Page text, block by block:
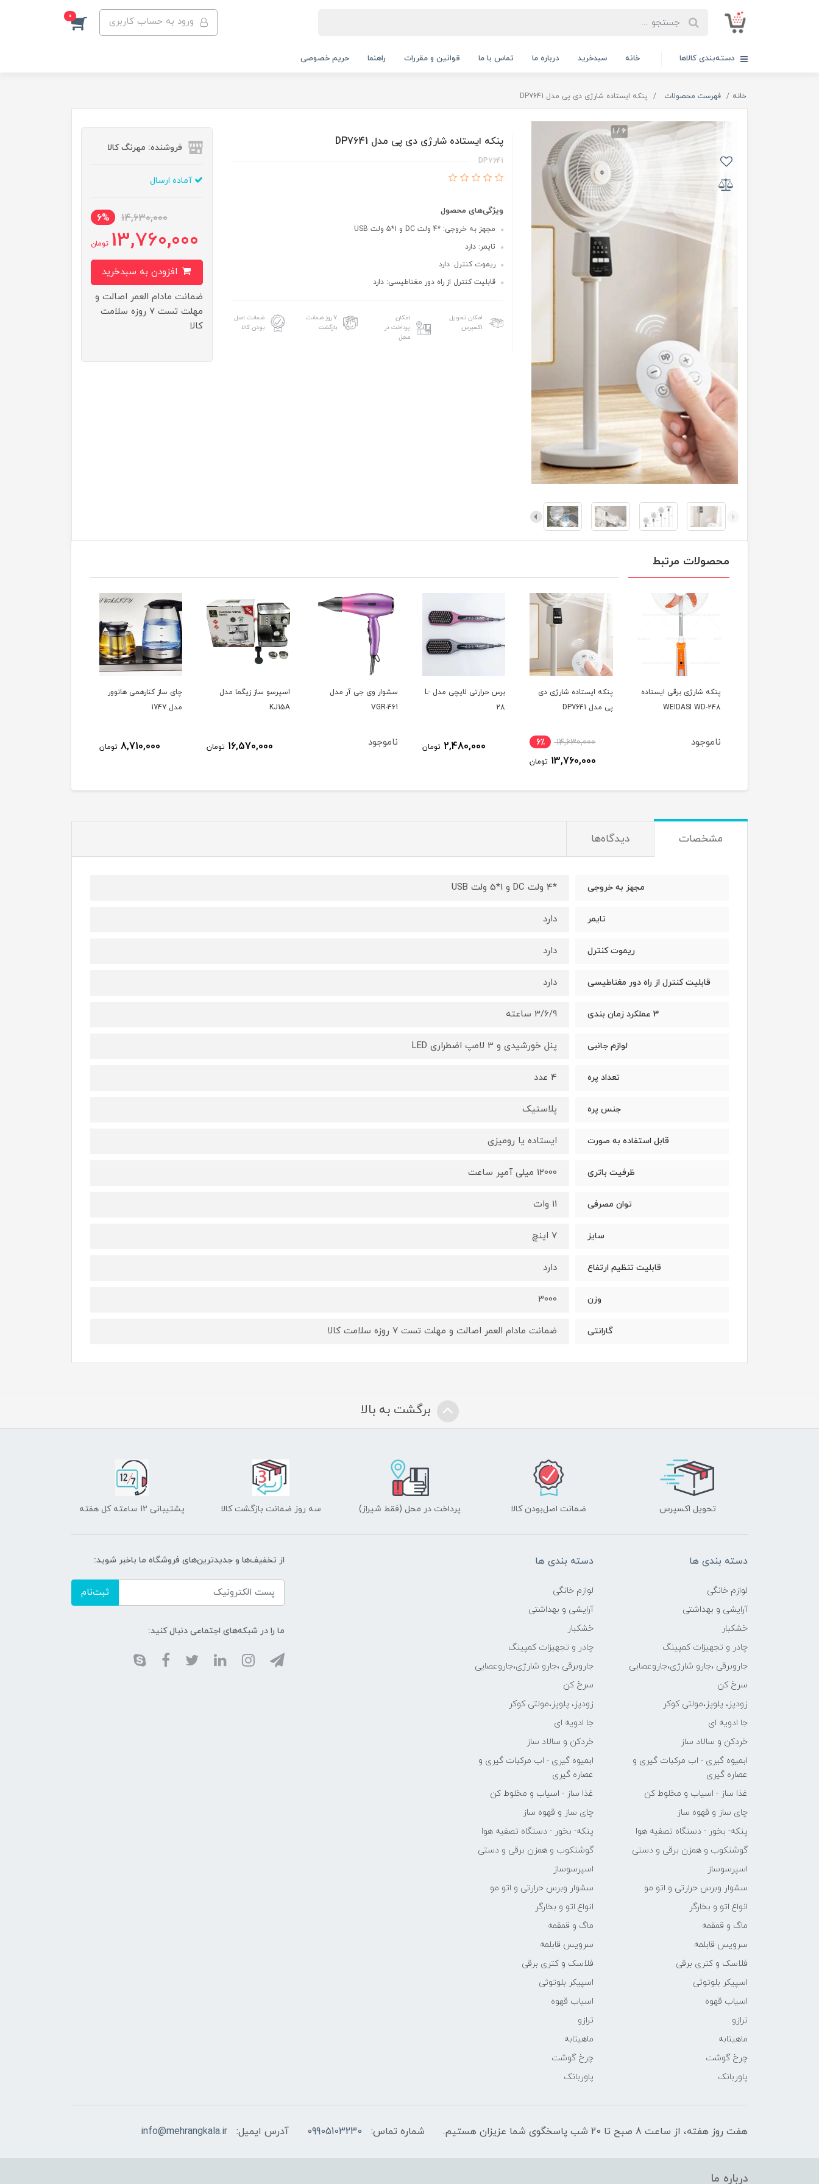
ورود به حساب کاربری 0
دسته‌بندی کالاها خانه سبدخرید درباره ما تماس با ما قوانین و مقررات راهنما حریم خصوصی
خانه فهرست محصولات پنکه ایستاده شارژی دی پی مدل DP7641
پنکه ایستاده شارژی دی پی مدل DP7641
DP7641
ویژگی‌های محصول
مجهز به خروجی: *4 ولت DC و 1*5 ولت USB
تایمر: دارد
ریموت کنترل: دارد
قابلیت کنترل از راه دور مغناطیسی: دارد
امکان تحویل
اکسپرس
امکان
پرداخت در
محل
۷ روز ضمانت
بازگشت
ضمانت اصل
بودن کالا
فروشنده: مهرنگ کالا
آماده ارسال
14,630,000
6%
13,760,000 تومان
ضمانت مادام العمر اصالت و
مهلت تست ۷ روزه سلامت
کالا
محصولات مرتبط
پنکه ایستاده شارژی دی
پی مدل DP7641
14,630,000
28
2,480,000 تومان
سشوار وی جی آر مدل
VGR-461
ناموجود
اسپرسو ساز زیگما مدل
KJ15A
16,570,000
چای ساز کنارهمی هانوور
مدل 1747
8,710,000 تومان
آبسردکن توشیبا مدل
RWF-W1766TU(K)
ناموجود
مشخصات دیدگاه‌ها
مجهز به خروجی *4 ولت DC و 1*5 ولت USB
تایمر دارد
ریموت کنترل دارد
قابلیت کنترل از راه دور مغناطیسی دارد
3 عملکرد زمان‌ بندی 3/6/9 ساعته
لوازم جانبی پنل خورشیدی و 3 لامپ اضطراری LED
تعداد پره 4 عدد
جنس پره پلاستیک
قابل استفاده به صورت ایستاده یا رومیزی
ظرفیت باتری 12000 میلی آمپر ساعت
توان مصرفی 11 وات
سایز 7 اینچ
قابلیت تنظیم ارتفاع دارد
وزن 3000
گارانتی ضمانت مادام العمر اصالت و مهلت تست ۷ روزه سلامت کالا
برگشت به بالا
تحویل اکسپرس ضمانت اصل‌بودن کالا پرداخت در محل (فقط شیراز) سه روز ضمانت بازگشت کالا پشتیبانی 12 ساعته کل هفته
دسته بندی ها
لوازم خانگی
آرایشی و بهداشتی
خشکبار
چادر و تجهیزات کمپینگ
جاروبرقی ،جارو شارژی،جاروعصایی
سرخ کن
زودپز، پلوپز،مولتی کوکر
جا ادویه ای
خردکن و سالاد ساز
ابمیوه گیری - اب مرکبات گیری و
عصاره گیری
غذا ساز - اسیاب و مخلوط کن
چای ساز و قهوه ساز
پنکه- بخور - دستگاه تصفیه هوا
گوشتکوب و همزن برقی و دستی
اسپرسوساز
سشوار وبرس حرارتی و اتو مو
انواع اتو و بخارگر
ماگ و قمقمه
سرویس قابلمه
فلاسک و کتری برقی
اسپیکر بلوتوثی
اسیاب قهوه
ترازو
ماهیتابه
چرخ گوشت
پاوربانک
دسته بندی ها
لوازم خانگی
آرایشی و بهداشتی
خشکبار
چادر و تجهیزات کمپینگ
جاروبرقی ،جارو شارژی،جاروعصایی
سرخ کن
زودپز، پلوپز،مولتی کوکر
جا ادویه ای
خردکن و سالاد ساز
ابمیوه گیری - اب مرکبات گیری و
عصاره گیری
غذا ساز - اسیاب و مخلوط کن
چای ساز و قهوه ساز
پنکه- بخور - دستگاه تصفیه هوا
گوشتکوب و همزن برقی و دستی
اسپرسوساز
سشوار وبرس حرارتی و اتو مو
انواع اتو و بخارگر
ماگ و قمقمه
سرویس قابلمه
فلاسک و کتری برقی
اسپیکر بلوتوثی
اسیاب قهوه
ترازو
ماهیتابه
چرخ گوشت
پاوربانک
از تخفیف‌ها و جدیدترین‌های فروشگاه ما باخبر شوید:
ثبت‌نام
ما را در شبکه‌های اجتماعی دنبال کنید:
هفت روز هفته، از ساعت 8 صبح تا 20 شب پاسخگوی شما عزیزان هستیم. شماره تماس: 09905103230 آدرس ایمیل: info@mehrangkala.ir
درباره ما